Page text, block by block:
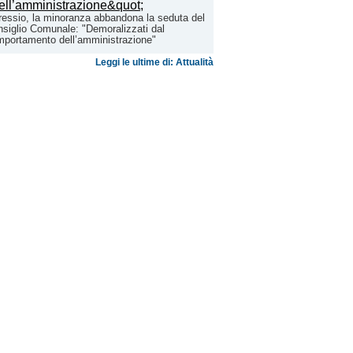
la minoranza abbandona la seduta del
Comunale: "Demoralizzati dal
dell’amministrazione"
Leggi le ultime di: Attualità